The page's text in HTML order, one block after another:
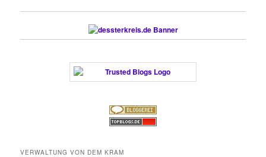
VERWALTUNG VON DEM KRAM